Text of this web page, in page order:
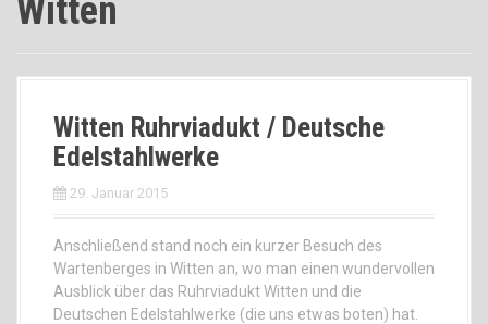
Witten
Witten Ruhrviadukt / Deutsche
Edelstahlwerke
29. Januar 2015
Anschließend stand noch ein kurzer Besuch des
Wartenberges in Witten an, wo man einen wundervollen
Ausblick über das Ruhrviadukt Witten und die
Deutschen Edelstahlwerke (die uns etwas boten) hat.